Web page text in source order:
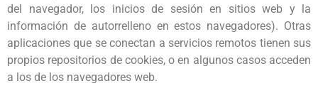
del navegador, los inicios de sesión en sitios web y la
información de autorrelleno en estos navegadores). Otras
aplicaciones que se conectan a servicios remotos tienen sus
propios repositorios de cookies, o en algunos casos acceden
a los de los navegadores web.